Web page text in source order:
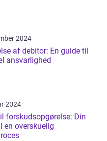
2024
af debitor: En guide til
ansvarlighed
2024
forskudsopgørelse: Din
en overskuelig